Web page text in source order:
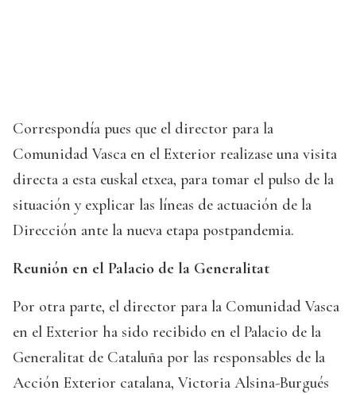
Correspondía pues que el director para la
Comunidad Vasca en el Exterior realizase una visita
directa a esta euskal etxea, para tomar el pulso de la
situación y explicar las líneas de actuación de la
Dirección ante la nueva etapa postpandemia.
Reunión en el Palacio de la Generalitat
Por otra parte, el director para la Comunidad Vasca
en el Exterior ha sido recibido en el Palacio de la
Generalitat de Cataluña por las responsables de la
Acción Exterior catalana, Victoria Alsina-Burgués